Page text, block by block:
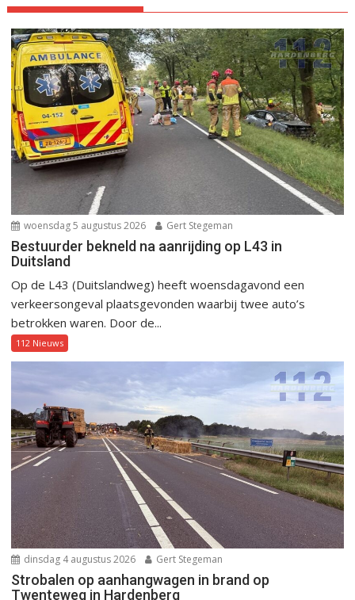
woensdag 5 augustus 2026 Gert Stegeman
Bestuurder bekneld na aanrijding op L43 in
Duitsland
Op de L43 (Duitslandweg) heeft woensdagavond een
verkeersongeval plaatsgevonden waarbij twee auto’s
betrokken waren. Door de...
112 Nieuws
dinsdag 4 augustus 2026 Gert Stegeman
Strobalen op aanhangwagen in brand op
Twenteweg in Hardenberg